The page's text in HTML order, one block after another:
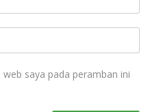
saya pada peramban ini